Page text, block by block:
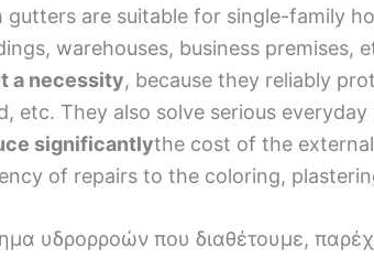
gutters are suitable for single-family
warehouses, business premises,
a necessity, because they reliably
etc. They also solve serious
significantlythe cost of the
of repairs to the coloring,
υδρορροών που διαθέτουμε,